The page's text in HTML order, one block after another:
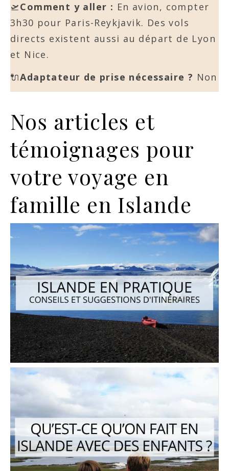
🛫Comment y aller : En avion, compter
3h30 pour Paris-Reykjavik. Des vols
directs existent aussi au départ de Lyon
et Nice.
🔌Adaptateur de prise nécessaire ? Non
Nos articles et
témoignages pour
votre voyage en
famille en Islande